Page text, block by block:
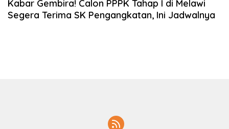
Kabar Gembira! Calon PPPK Tahap I di Melawi
Segera Terima SK Pengangkatan, Ini Jadwalnya